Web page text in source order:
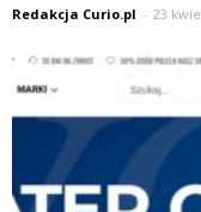
Redakcja Curio.pl - 23